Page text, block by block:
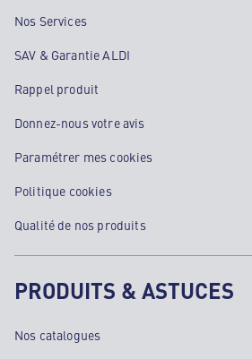
Nos Services
SAV & Garantie ALDI
Rappel produit
Donnez-nous votre avis
Paramétrer mes cookies
Politique cookies
Qualité de nos produits
PRODUITS & ASTUCES
Nos catalogues